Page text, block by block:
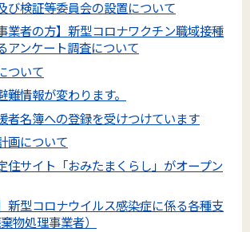
び検証等委員会の設置について
業者の方】新型コロナワクチン職域接種
アンケート調査について
ついて
難情報が変わります。
者名簿への登録を受けつけています
画について
住サイト「おみたまくらし」がオープン
新型コロナウイルス感染症に係る各種支
物処理事業者）